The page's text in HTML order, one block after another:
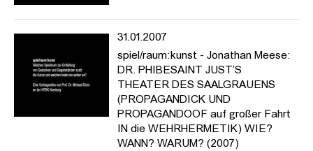
31.01.2007
spiel/raum:kunst - Jonathan Meese:
DR. PHIBESAINT JUST’S
THEATER DES SAALGRAUENS
(PROPAGANDICK UND
PROPAGANDOOF auf großer Fahrt
IN die WEHRHERMETIK) WIE?
WANN? WARUM? (2007)